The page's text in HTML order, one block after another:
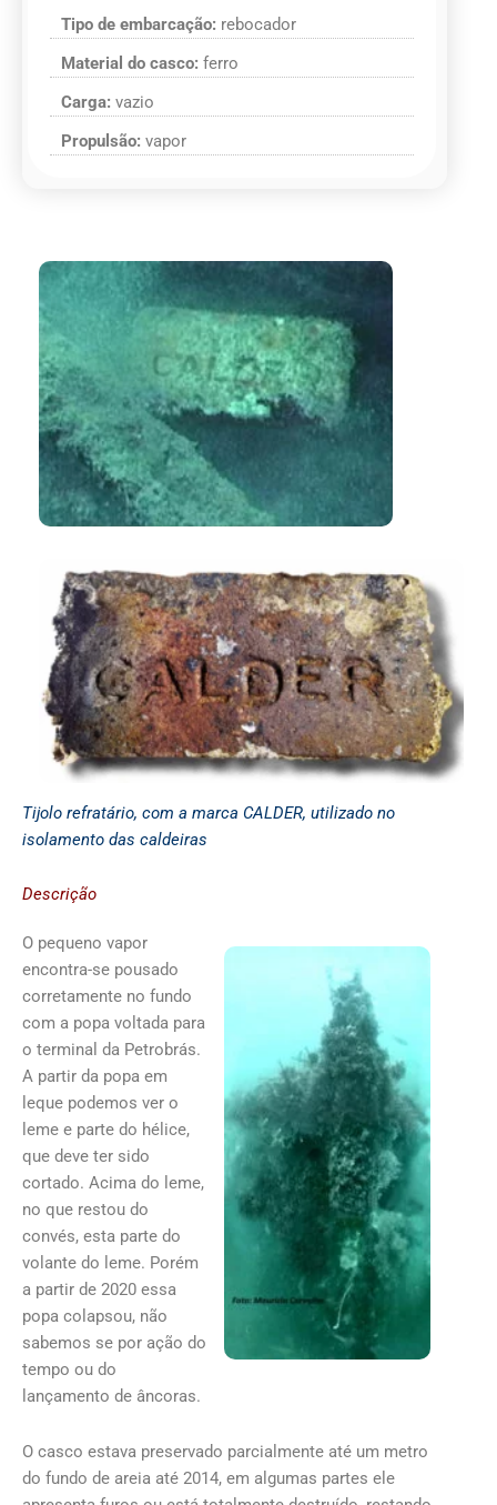
Tipo de embarcação: rebocador
Material do casco: ferro
Carga: vazio
Propulsão: vapor
Tijolo refratário, com a marca CALDER, utilizado no
isolamento das caldeiras
Descrição
O pequeno vapor
encontra-se pousado
corretamente no fundo
com a popa voltada para
o terminal da Petrobrás.
A partir da popa em
leque podemos ver o
leme e parte do hélice,
que deve ter sido
cortado. Acima do leme,
no que restou do
convés, esta parte do
volante do leme. Porém
a partir de 2020 essa
popa colapsou, não
sabemos se por ação do
tempo ou do
lançamento de âncoras.
O casco estava preservado parcialmente até um metro
do fundo de areia até 2014, em algumas partes ele